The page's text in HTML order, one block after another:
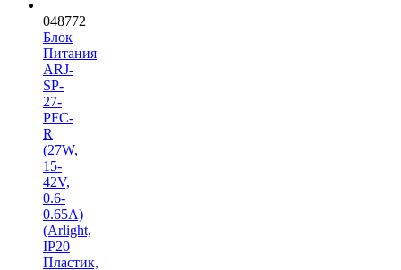
048772
Блок
Питания
ARJ-
SP-
27-
PFC-
R
(27W,
15-
42V,
0.6-
0.65A)
(Arlight,
IP20
Пластик,